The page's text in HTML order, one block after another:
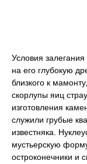
Условия
на его глубокую
близкого к
скорлупы яиц
изготовления
служили грубые
известняка.
мустьерскую
остроконечники и